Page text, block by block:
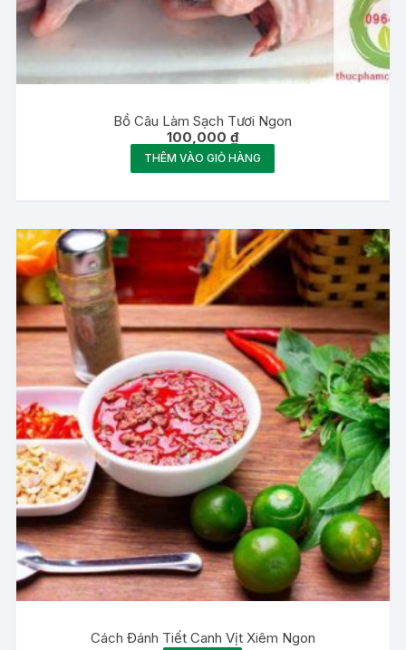
Bồ Câu Làm Sạch Tươi Ngon
100,000₫
THÊM VÀO GIỎ HÀNG
Cách Đánh Tiết Canh Vịt Xiêm Ngon